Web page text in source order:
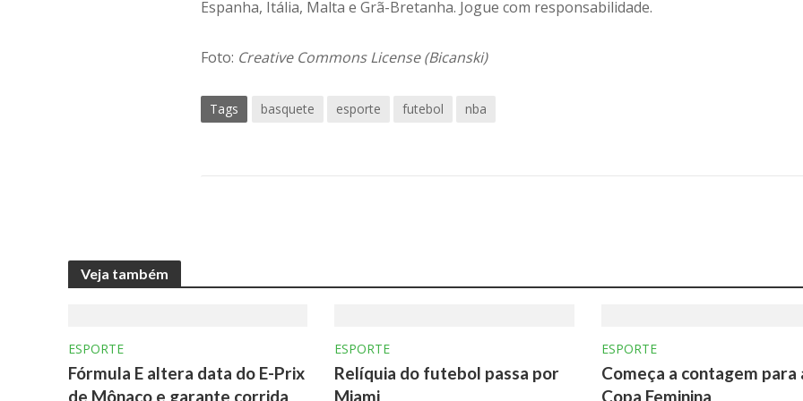
Espanha, Itália, Malta e Grã-Bretanha. Jogue com responsabilidade.
Foto: Creative Commons License (Bicanski)
Tags basquete esporte futebol nba
Veja também
ESPORTE
Fórmula E altera data do E-Prix
de Mônaco e garante corrida
ESPORTE
Relíquia do futebol passa por
Miami
ESPORTE
Começa a contagem para
Copa Feminina